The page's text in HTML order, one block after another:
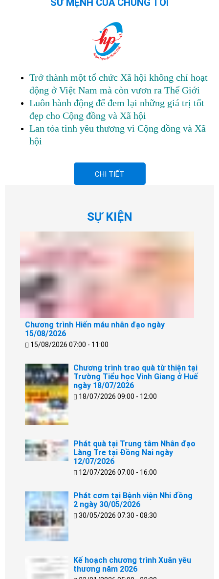
SỨ MỆNH CỦA CHÚNG TÔI
Trở thành một tổ chức Xã hội không chỉ hoạt
động ở Việt Nam mà còn vươn ra Thế Giới
Luôn hành động để đem lại những giá trị tốt
đẹp cho Cộng đồng và Xã hội
Lan tỏa tình yêu thương vì Cộng đồng và Xã
hội
CHI TIẾT
SỰ KIỆN
Chương trình Hiến máu nhân đạo ngày
15/08/2026
15/08/2026 07:00 - 11:00
Chương trình trao quà từ thiện tại
Trường Tiểu học Vinh Giang ở Huế
ngày 18/07/2026
18/07/2026 09:00 - 12:00
Phát quà tại Trung tâm Nhân đạo
Làng Tre tại Đồng Nai ngày
12/07/2026
12/07/2026 07:00 - 16:00
Phát cơm tại Bệnh viện Nhi đồng
2 ngày 30/05/2026
30/05/2026 07:30 - 08:30
Kế hoạch chương trình Xuân yêu
thương năm 2026